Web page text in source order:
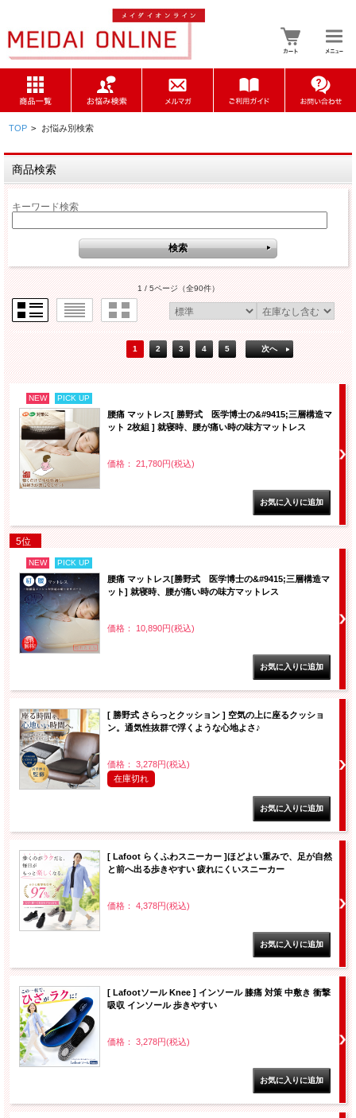
TOP > お悩み別検索
商品検索
キーワード検索
1 / 5ページ（全90件）
1 2 3 4 5 次へ
NEW PICK UP
腰痛 マットレス[ 勝野式 医学博士の&#9415;三層構造マ
ット 2枚組 ] 就寝時、腰が痛い時の味方マットレス
価格： 21,780円(税込)
5位
NEW PICK UP
腰痛 マットレス[勝野式 医学博士の&#9415;三層構造マ
ット] 就寝時、腰が痛い時の味方マットレス
価格： 10,890円(税込)
[ 勝野式 さらっとクッション ] 空気の上に座るクッショ
ン。通気性抜群で浮くような心地よさ♪
価格： 3,278円(税込)
在庫切れ
[ Lafoot らくふわスニーカー ]ほどよい重みで、足が自然
と前へ出る歩きやすい 疲れにくいスニーカー
価格： 4,378円(税込)
[ Lafootソール Knee ] インソール 膝痛 対策 中敷き 衝撃
吸収 インソール 歩きやすい
価格： 3,278円(税込)